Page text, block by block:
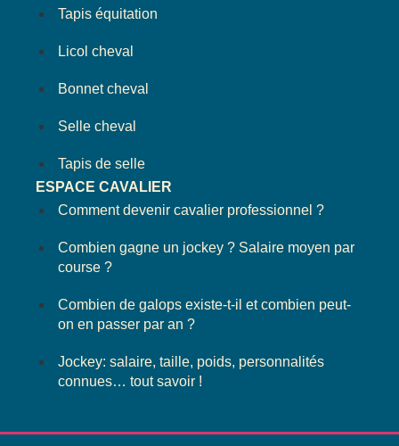
Tapis équitation
Licol cheval
Bonnet cheval
Selle cheval
Tapis de selle
ESPACE CAVALIER
Comment devenir cavalier professionnel ?
Combien gagne un jockey ? Salaire moyen par
course ?
Combien de galops existe-t-il et combien peut-
on en passer par an ?
Jockey: salaire, taille, poids, personnalités
connues… tout savoir !